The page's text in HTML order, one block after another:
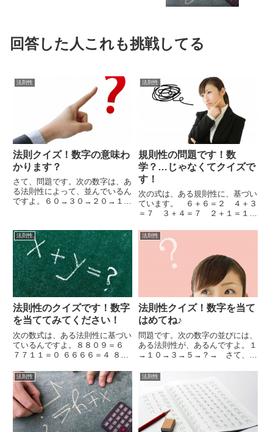
回答した人これも挑戦してる
法則性
法則クイズ！数字の意味わ
かります？
さて、問題です。次の数字は、あ
る法則性によって、並んでいるん
ですよ。６０→３０→２０→１５
うか？理由もこみで、考えてみて
くださいね♪
法則性
規則性の問題です！数
学？…じゃなくてクイズで
す！
次の式は、ある規則性に、基づい
ています。 ６＋６＝２ ４＋３
＝７ ３＋４＝７ ２＋１＝１
ょうか？では、６＋２＝？ ？に
は、いったい、何がはいるのでし
ょうか？
法則性
法則性のクイズです！数字
を当ててみてください！
次の数式は、ある法則性に基づい
ているんですよ。８８０９＝６
７７１１＝０ ６６６６＝４ ８０
＝？。それでは、？には、いった
い、どんな数字が、はいるのでし
ょうか？
法則性
法則性クイズ！数字を当て
はめてね♪
問題です。次の数字の並びには、
ある法則性が、あるんですよ。１
→１０→３→５→？→ さて、そ
はいるのでしょうか？どうしてな
のかも、ふくめて、考えてみてく
ださいね！
法則性 法則性